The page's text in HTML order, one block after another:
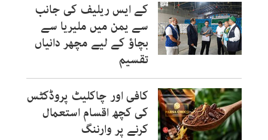
کے ایس ریلیف کی جانب
سے یمن میں ملیریا سے
بچاؤ کے لیے مچھر دانیاں
تقسیم
کافی اور چاکلیٹ پروڈکٹس
کی کچھ اقسام استعمال
کرنے پر وارننگ